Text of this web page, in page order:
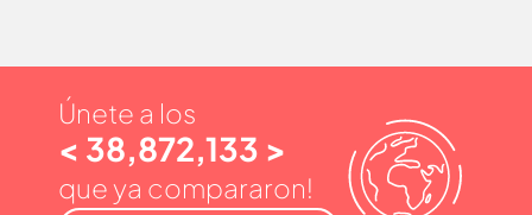
Únete a los
< 38,872,133 >
que ya compararon!